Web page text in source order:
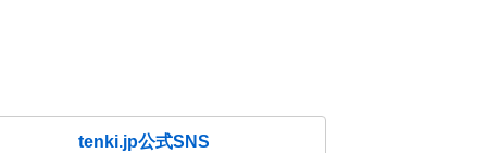
tenki.jp公式SNS